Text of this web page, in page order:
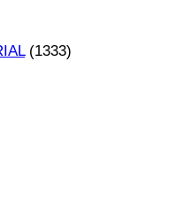
(1333)